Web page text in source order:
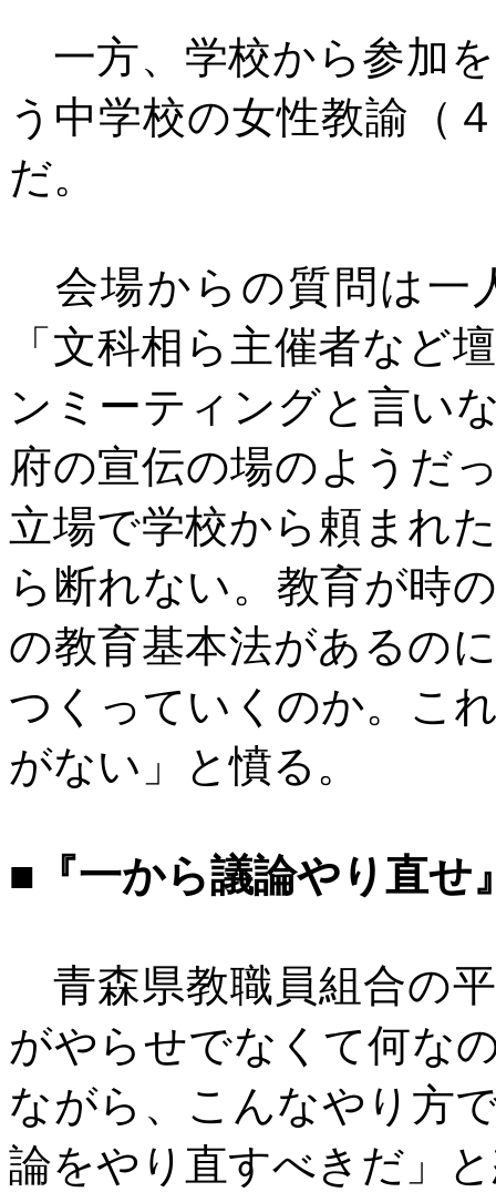
一方、学校から参加
う中学校の女性教諭（
だ。
会場からの質問は一
「文科相ら主催者など
ンミーティングと言い
府の宣伝の場のようだ
立場で学校から頼まれ
ら断れない。教育が時
の教育基本法があるの
つくっていくのか。こ
がない」と憤る。
■『一から議論やり直
青森県教職員組合の
がやらせでなくて何な
ながら、こんなやり方
論をやり直すべきだ」